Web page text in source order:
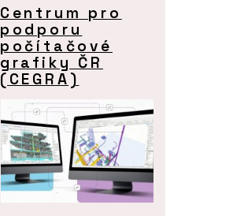
Centrum pro
podporu
počítačové
grafiky ČR
(CEGRA)